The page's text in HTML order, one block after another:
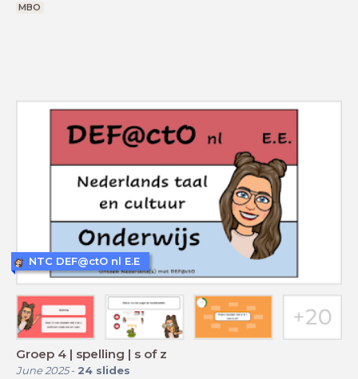
MBO
Groep 4 | spelling | s of z
June 2025- 24 slides
NTC DEF@ctO nl E.E